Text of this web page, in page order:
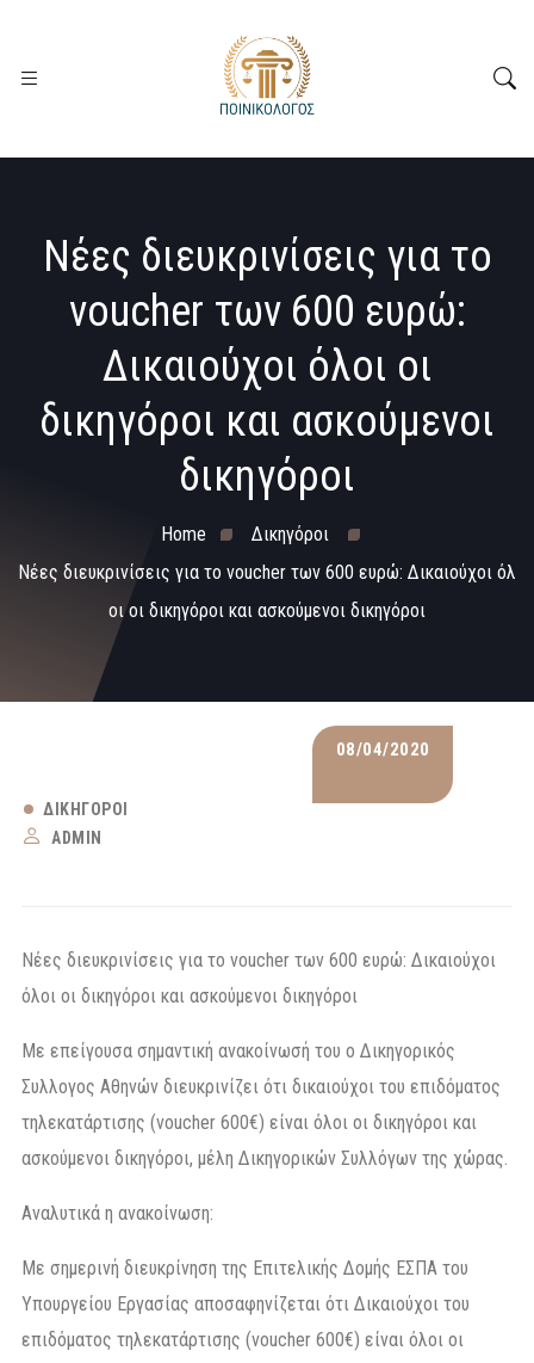
Νέες διευκρινίσεις για το
voucher των 600 ευρώ:
Δικαιούχοι όλοι οι
δικηγόροι και ασκούμενοι
δικηγόροι
Home
Δικηγόροι
Νέες διευκρινίσεις για το voucher των 600 ευρώ: Δικαιούχοι όλ
οι οι δικηγόροι και ασκούμενοι δικηγόροι
08/04/2020
ΔΙΚΗΓΌΡΟΙ
ADMIN
Νέες διευκρινίσεις για το voucher των 600 ευρώ: Δικαιούχοι
όλοι οι δικηγόροι και ασκούμενοι δικηγόροι
Με επείγουσα σημαντική ανακοίνωσή του ο Δικηγορικός
Συλλογος Αθηνών διευκρινίζει ότι δικαιούχοι του επιδόματος
τηλεκατάρτισης (voucher 600€) είναι όλοι οι δικηγόροι και
ασκούμενοι δικηγόροι, μέλη Δικηγορικών Συλλόγων της χώρας.
Αναλυτικά η ανακοίνωση:
Με σημερινή διευκρίνηση της Επιτελικής Δομής ΕΣΠΑ του
Υπουργείου Εργασίας αποσαφηνίζεται ότι Δικαιούχοι του
επιδόματος τηλεκατάρτισης (voucher 600€) είναι όλοι οι